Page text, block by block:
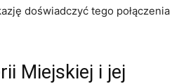
doświadczyć tego‍ połączenia
Miejskiej i jej